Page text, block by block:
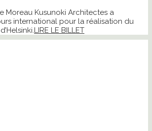
Moreau Kusunoki Architectes a
international pour la réalisation du
LIRE LE BILLET